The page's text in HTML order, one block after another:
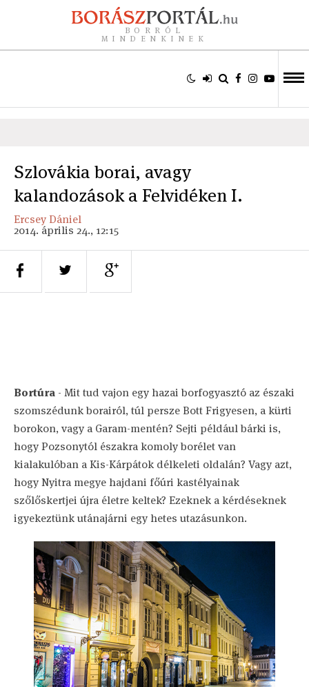
BORRÓL
MINDENKINEK
Szlovákia borai, avagy
kalandozások a Felvidéken I.
Ercsey Dániel
2014. április 24., 12:15
Bortúra - Mit tud vajon egy hazai borfogyasztó az északi
szomszédunk borairól, túl persze Bott Frigyesen, a kürti
borokon, vagy a Garam-mentén? Sejti például bárki is,
hogy Pozsonytól északra komoly borélet van
kialakulóban a Kis-Kárpátok délkeleti oldalán? Vagy azt,
hogy Nyitra megye hajdani főúri kastélyainak
szőlőskertjei újra életre keltek? Ezeknek a kérdéseknek
igyekeztünk utánajárni egy hetes utazásunkon.